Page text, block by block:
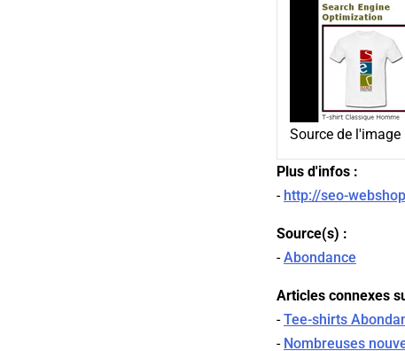
Source de l'image
Plus d'infos :
- http://seo-
Source(s) :
-Abondance
Articles connexes
-Tee-shirts
- Nombreuses